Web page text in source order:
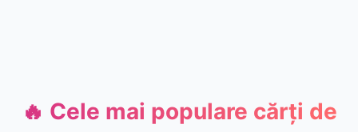
🔥 Cele mai populare cărți de